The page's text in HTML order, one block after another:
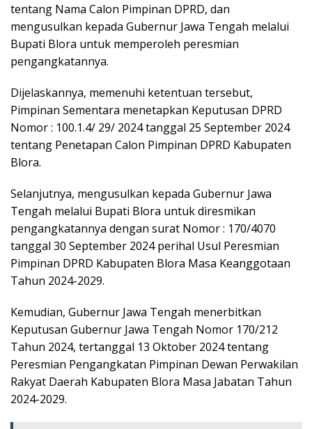
tentang Nama Calon Pimpinan DPRD, dan
mengusulkan kepada Gubernur Jawa Tengah melalui
Bupati Blora untuk memperoleh peresmian
pengangkatannya.
Dijelaskannya, memenuhi ketentuan tersebut,
Pimpinan Sementara menetapkan Keputusan DPRD
Nomor : 100.1.4/ 29/ 2024 tanggal 25 September 2024
tentang Penetapan Calon Pimpinan DPRD Kabupaten
Blora.
Selanjutnya, mengusulkan kepada Gubernur Jawa
Tengah melalui Bupati Blora untuk diresmikan
pengangkatannya dengan surat Nomor : 170/4070
tanggal 30 September 2024 perihal Usul Peresmian
Pimpinan DPRD Kabupaten Blora Masa Keanggotaan
Tahun 2024-2029.
Kemudian, Gubernur Jawa Tengah menerbitkan
Keputusan Gubernur Jawa Tengah Nomor 170/212
Tahun 2024, tertanggal 13 Oktober 2024 tentang
Peresmian Pengangkatan Pimpinan Dewan Perwakilan
Rakyat Daerah Kabupaten Blora Masa Jabatan Tahun
2024-2029.